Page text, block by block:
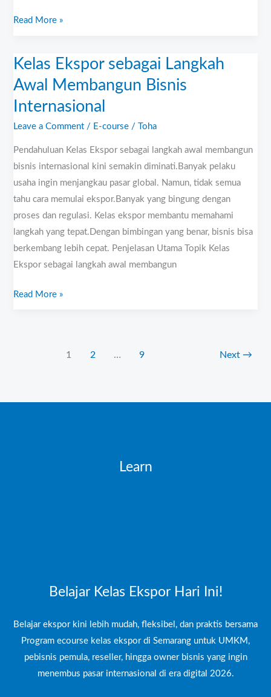
Read More »
Kelas Ekspor sebagai Langkah
Awal Membangun Bisnis
Internasional
Leave a Comment / E-course / Toha
Pendahuluan Kelas Ekspor sebagai langkah awal membangun
bisnis internasional kini semakin diminati.Banyak pelaku
usaha ingin menjangkau pasar global. Namun, tidak semua
tahu cara memulai ekspor.Banyak yang bingung dengan
proses dan regulasi. Kelas ekspor membantu memahami
langkah yang tepat.Dengan bimbingan yang benar, bisnis bisa
berkembang lebih cepat. Penjelasan Utama Topik Kelas
Ekspor sebagai langkah awal membangun
Kelas
Ekspor
Langkah
Awal
Read More »
1 2 … 9 Next →
Learn
Belajar Kelas Ekspor Hari Ini!
Belajar ekspor kini lebih mudah, fleksibel, dan praktis bersama
Program ecourse kelas ekspor di Semarang untuk UMKM,
pebisnis pemula, reseller, hingga owner bisnis yang ingin
menembus pasar internasional di era digital 2026.